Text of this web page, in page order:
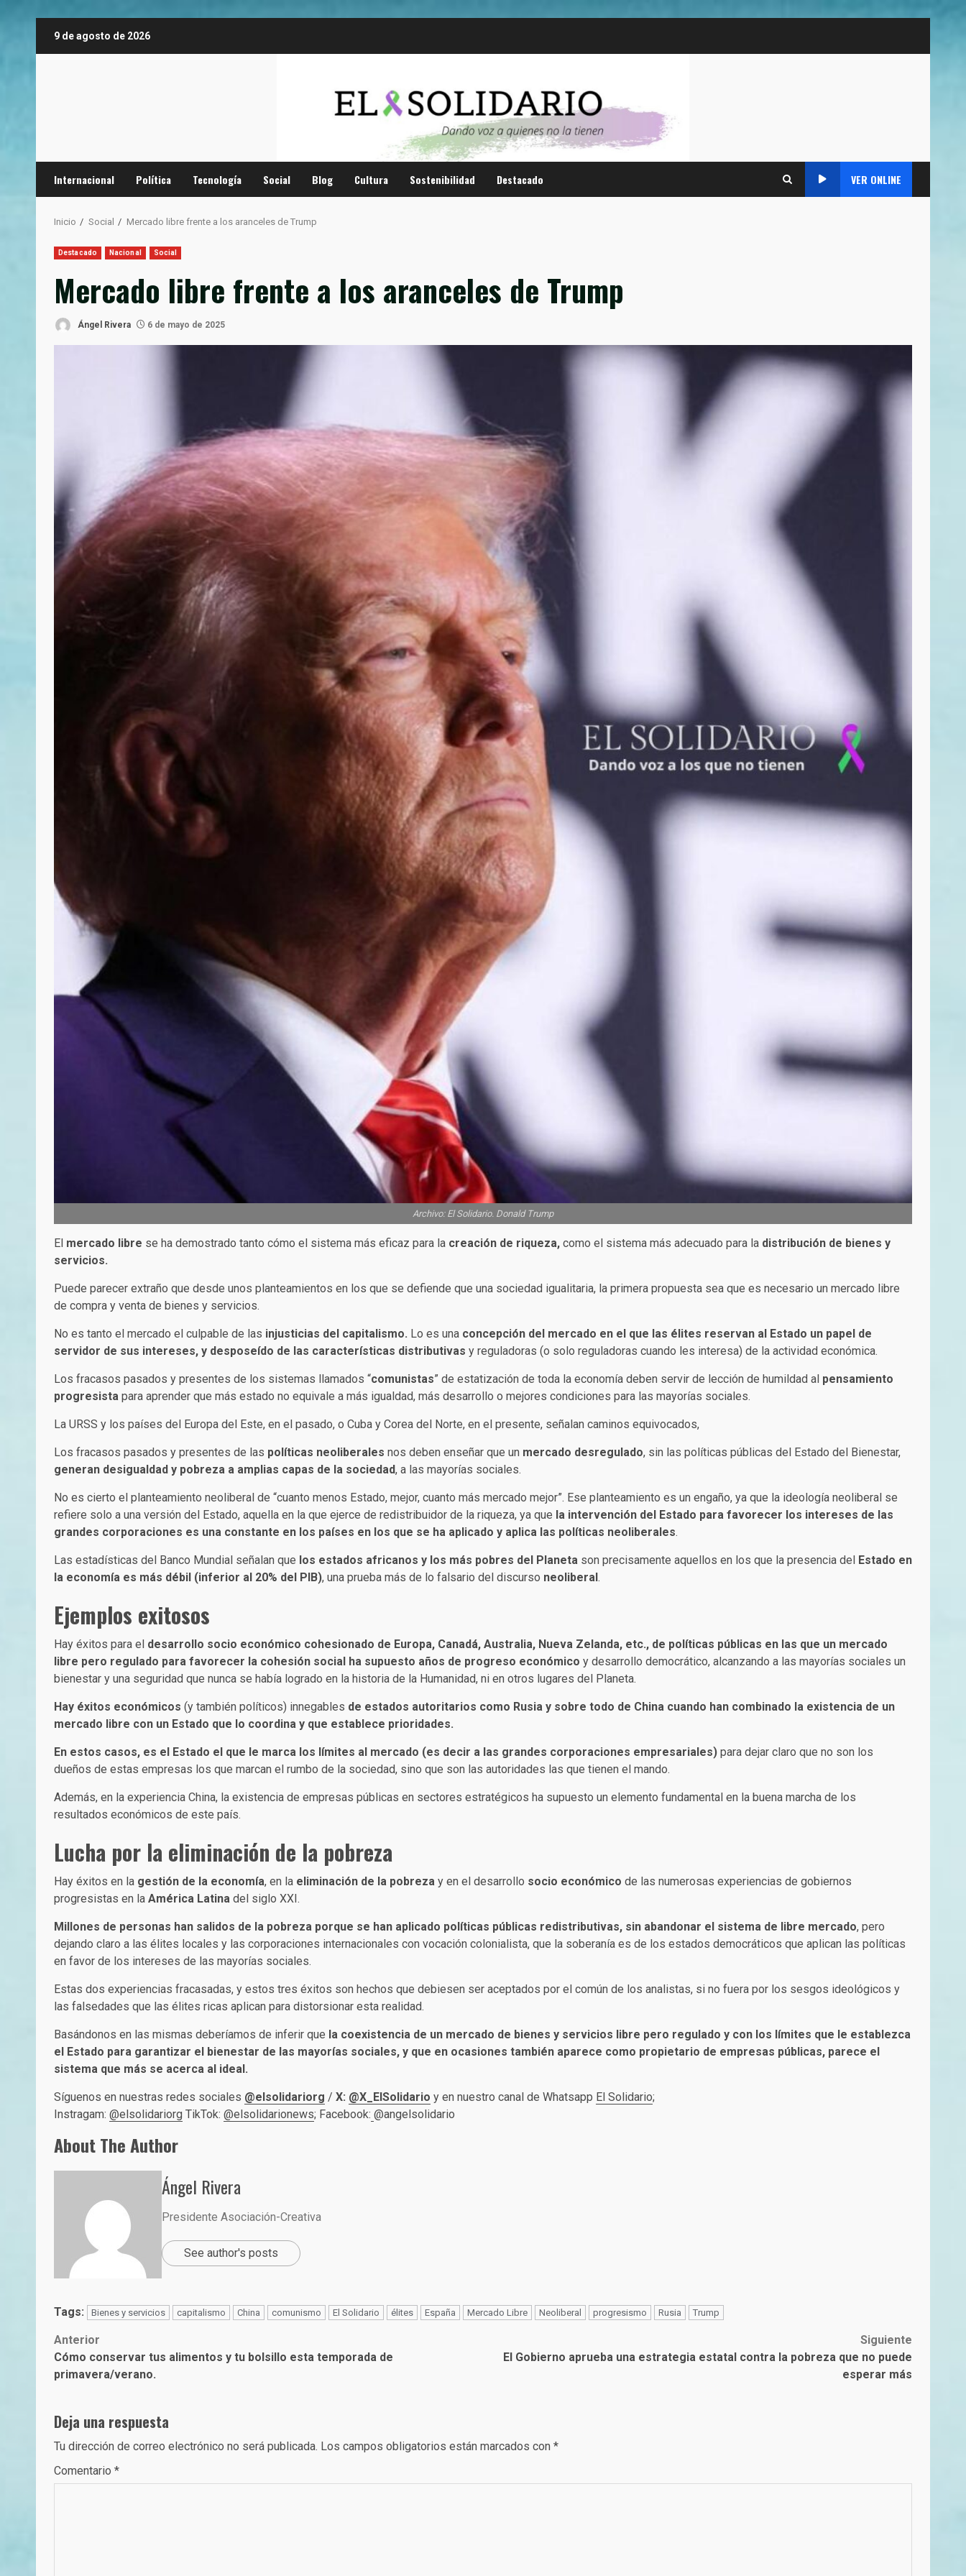
9 de agosto de 2026
Internacional Política Tecnología Social Blog Cultura Sostenibilidad Destacado VER ONLINE
Inicio Social Mercado libre frente a los aranceles de Trump
Destacado Nacional Social
Mercado libre frente a los aranceles de Trump
Ángel Rivera 6 de mayo de 2025
Archivo: El Solidario. Donald Trump
El mercado libre se ha demostrado tanto cómo el sistema más eficaz para la creación de riqueza, como el sistema más adecuado para la distribución de bienes y
servicios.
Puede parecer extraño que desde unos planteamientos en los que se defiende que una sociedad igualitaria, la primera propuesta sea que es necesario un mercado libre
de compra y venta de bienes y servicios.
No es tanto el mercado el culpable de las injusticias del capitalismo. Lo es una concepción del mercado en el que las élites reservan al Estado un papel de
servidor de sus intereses, y desposeído de las características distributivas y reguladoras (o solo reguladoras cuando les interesa) de la actividad económica.
Los fracasos pasados y presentes de los sistemas llamados “comunistas” de estatización de toda la economía deben servir de lección de humildad al pensamiento
progresista para aprender que más estado no equivale a más igualdad, más desarrollo o mejores condiciones para las mayorías sociales.
La URSS y los países del Europa del Este, en el pasado, o Cuba y Corea del Norte, en el presente, señalan caminos equivocados,
Los fracasos pasados y presentes de las políticas neoliberales nos deben enseñar que un mercado desregulado, sin las políticas públicas del Estado del Bienestar,
generan desigualdad y pobreza a amplias capas de la sociedad, a las mayorías sociales.
No es cierto el planteamiento neoliberal de “cuanto menos Estado, mejor, cuanto más mercado mejor”. Ese planteamiento es un engaño, ya que la ideología neoliberal se
refiere solo a una versión del Estado, aquella en la que ejerce de redistribuidor de la riqueza, ya que la intervención del Estado para favorecer los intereses de las
grandes corporaciones es una constante en los países en los que se ha aplicado y aplica las políticas neoliberales.
Las estadísticas del Banco Mundial señalan que los estados africanos y los más pobres del Planeta son precisamente aquellos en los que la presencia del Estado en
la economía es más débil (inferior al 20% del PIB), una prueba más de lo falsario del discurso neoliberal.
Ejemplos exitosos
Hay éxitos para el desarrollo socio económico cohesionado de Europa, Canadá, Australia, Nueva Zelanda, etc., de políticas públicas en las que un mercado
libre pero regulado para favorecer la cohesión social ha supuesto años de progreso económico y desarrollo democrático, alcanzando a las mayorías sociales un
bienestar y una seguridad que nunca se había logrado en la historia de la Humanidad, ni en otros lugares del Planeta.
Hay éxitos económicos (y también políticos) innegables de estados autoritarios como Rusia y sobre todo de China cuando han combinado la existencia de un
mercado libre con un Estado que lo coordina y que establece prioridades.
En estos casos, es el Estado el que le marca los límites al mercado (es decir a las grandes corporaciones empresariales) para dejar claro que no son los
dueños de estas empresas los que marcan el rumbo de la sociedad, sino que son las autoridades las que tienen el mando.
Además, en la experiencia China, la existencia de empresas públicas en sectores estratégicos ha supuesto un elemento fundamental en la buena marcha de los
resultados económicos de este país.
Lucha por la eliminación de la pobreza
Hay éxitos en la gestión de la economía, en la eliminación de la pobreza y en el desarrollo socio económico de las numerosas experiencias de gobiernos
progresistas en la América Latina del siglo XXI.
Millones de personas han salidos de la pobreza porque se han aplicado políticas públicas redistributivas, sin abandonar el sistema de libre mercado, pero
dejando claro a las élites locales y las corporaciones internacionales con vocación colonialista, que la soberanía es de los estados democráticos que aplican las políticas
en favor de los intereses de las mayorías sociales.
Estas dos experiencias fracasadas, y estos tres éxitos son hechos que debiesen ser aceptados por el común de los analistas, si no fuera por los sesgos ideológicos y
las falsedades que las élites ricas aplican para distorsionar esta realidad.
Basándonos en las mismas deberíamos de inferir que la coexistencia de un mercado de bienes y servicios libre pero regulado y con los límites que le establezca
el Estado para garantizar el bienestar de las mayorías sociales, y que en ocasiones también aparece como propietario de empresas públicas, parece el
sistema que más se acerca al ideal.
Síguenos en nuestras redes sociales @elsolidariorg / X: @X_ElSolidario y en nuestro canal de Whatsapp El Solidario;
Instragam: @elsolidariorg TikTok: @elsolidarionews; Facebook: @angelsolidario
About The Author
Ángel Rivera
Presidente Asociación-Creativa
See author's posts
Tags: Bienes y servicios capitalismo China comunismo El Solidario élites España Mercado Libre Neoliberal progresismo Rusia Trump
Post
navigation
Anterior
Cómo conservar tus alimentos y tu bolsillo esta temporada de
primavera/verano.
Siguiente
El Gobierno aprueba una estrategia estatal contra la pobreza que no puede
esperar más
Deja una respuesta
Tu dirección de correo electrónico no será publicada. Los campos obligatorios están marcados con *
Comentario *